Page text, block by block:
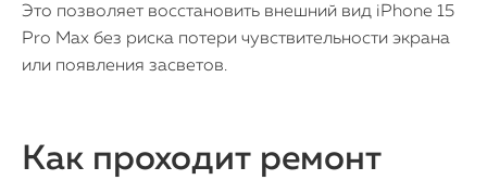
Это позволяет восстановить внешний вид iPhone 15
Pro Max без риска потери чувствительности экрана
или появления засветов.
Как проходит ремонт